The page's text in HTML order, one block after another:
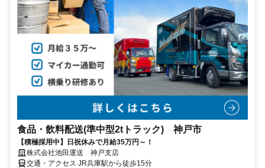
食品・飲料配送(準中型2tトラック) 神戸市
【積極採用中】日祝休みで月給35万円～！
株式会社池田運送 神戸支店
交通・アクセス JR兵庫駅から徒歩15分